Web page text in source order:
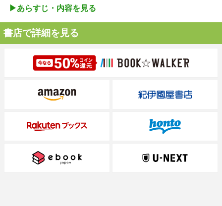
▶︎あらすじ・内容を見る
書店で詳細を見る